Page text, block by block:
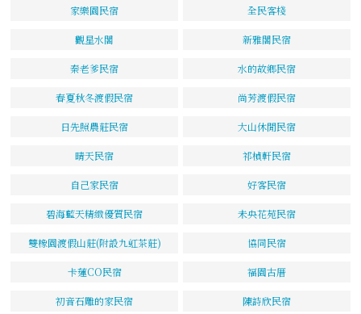
家樂園民宿 全民客棧
觀星水閣 新雅閣民宿
秦老爹民宿 水的故鄉民宿
春夏秋冬渡假民宿 尚芳渡假民宿
日先照農莊民宿 大山休閒民宿
晴天民宿 祁楨軒民宿
自己家民宿 好客民宿
碧海藍天精緻優質民宿 未央花苑民宿
雙橡園渡假山莊(附設九虹茶莊) 協同民宿
卡蓮CO民宿 福園古厝
初音石雕的家民宿 陳詩欣民宿